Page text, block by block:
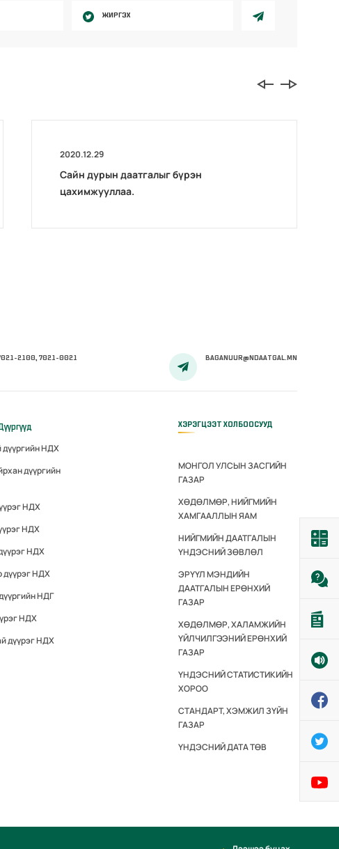
ЖИРГЭХ
2020.12.29
Сайн дурын даатгалыг бүрэн
цахимжууллаа.
2100, 7021-0021 BAGANUUR@NDAATGAL.MN
дүүргийн НДХ
дүүргийн
НДХ
НДХ
НДХ
дүүрэг НДХ
НДГ
НДХ
дүүрэг НДХ
ХЭРЭГЦЭЭТ ХОЛБООСУУД
МОНГОЛ УЛСЫН ЗАСГИЙН
ГАЗАР
ХӨДӨЛМӨР, НИЙГМИЙН
ХАМГААЛЛЫН ЯАМ
НИЙГМИЙН ДААТГАЛЫН
ҮНДЭСНИЙ ЗӨВЛӨЛ
ЭРҮҮЛ МЭНДИЙН
ДААТГАЛЫН ЕРӨНХИЙ
ГАЗАР
ХӨДӨЛМӨР, ХАЛАМЖИЙН
ҮЙЛЧИЛГЭЭНИЙ ЕРӨНХИЙ
ГАЗАР
ҮНДЭСНИЙ СТАТИСТИКИЙН
ХОРОО
СТАНДАРТ, ХЭМЖИЛ ЗҮЙН
ГАЗАР
ҮНДЭСНИЙ ДАТА ТӨВ